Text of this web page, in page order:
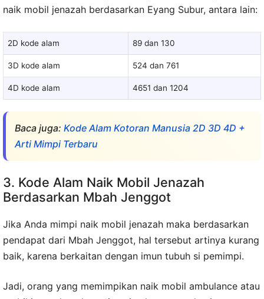
naik mobil jenazah berdasarkan Eyang Subur, antara lain:
2D kode alam 89 dan 130
3D kode alam 524 dan 761
4D kode alam 4651 dan 1204
Baca juga: Kode Alam Kotoran Manusia 2D 3D 4D +
Arti Mimpi Terbaru
3. Kode Alam Naik Mobil Jenazah
Berdasarkan Mbah Jenggot
Jika Anda mimpi naik mobil jenazah maka berdasarkan
pendapat dari Mbah Jenggot, hal tersebut artinya kurang
baik, karena berkaitan dengan imun tubuh si pemimpi.
Jadi, orang yang memimpikan naik mobil ambulance atau